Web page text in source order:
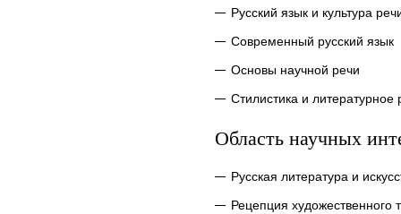
Русский язык и культура
Современный русский язык
Основы научной речи
Стилистика и литературное
Область научных
Русская литература и
Рецепция художественного